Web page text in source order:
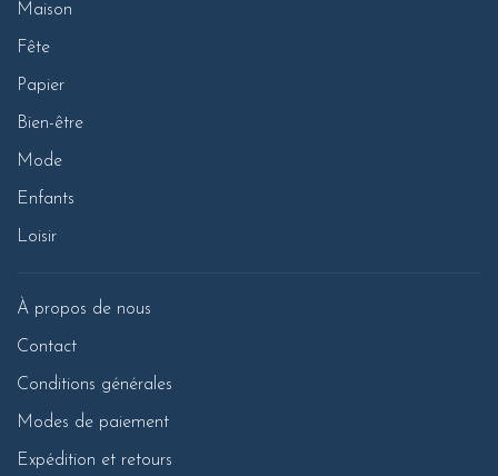
Maison
Fête
Papier
Bien-être
Mode
Enfants
Loisir
À propos de nous
Contact
Conditions générales
Modes de paiement
Expédition et retours